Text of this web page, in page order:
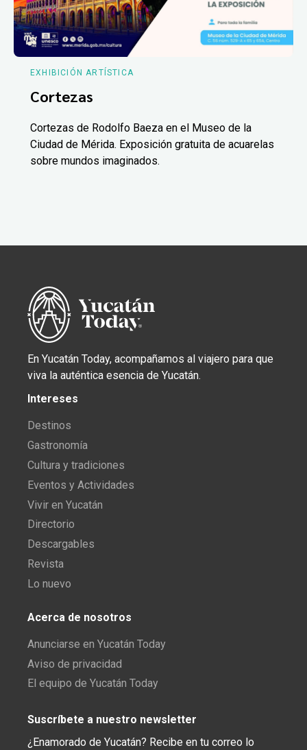
EXHIBICIÓN ARTÍSTICA
Cortezas
Cortezas de Rodolfo Baeza en el Museo de la
Ciudad de Mérida. Exposición gratuita de acuarelas
sobre mundos imaginados.
En Yucatán Today, acompañamos al viajero para que
viva la auténtica esencia de Yucatán.
Intereses
Destinos
Gastronomía
Cultura y tradiciones
Eventos y Actividades
Vivir en Yucatán
Directorio
Descargables
Revista
Lo nuevo
Acerca de nosotros
Anunciarse en Yucatán Today
Aviso de privacidad
El equipo de Yucatán Today
Suscríbete a nuestro newsletter
¿Enamorado de Yucatán? Recibe en tu correo lo